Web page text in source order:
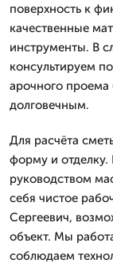
поверхность к
качественные
инструменты. В
консультируем
арочного
долговечным.
Для расчёта
форму и отделку.
руководством
себя чистое
Сергеевич,
объект. Мы
соблюдаем